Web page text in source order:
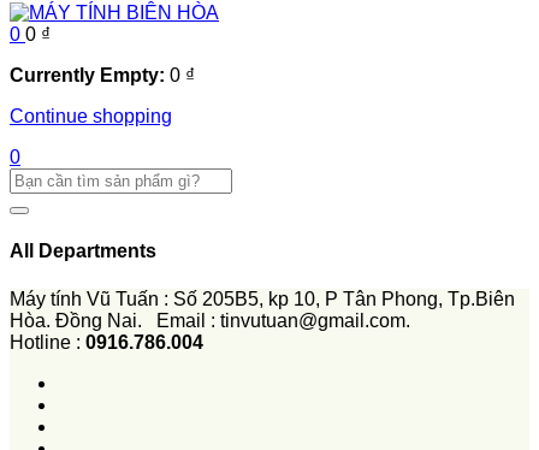
0 0 ₫
Currently Empty: 0 ₫
Continue shopping
0
All Departments
Máy tính Vũ Tuấn : Số 205B5, kp 10, P Tân Phong, Tp.Biên
Hòa. Đồng Nai. Email : tinvutuan@gmail.com.
Hotline : 0916.786.004